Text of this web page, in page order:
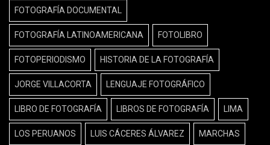
FOTOGRAFÍA DOCUMENTAL
FOTOGRAFÍA LATINOAMERICANA FOTOLIBRO
FOTOPERIODISMO HISTORIA DE LA FOTOGRAFÍA
JORGE VILLACORTA LENGUAJE FOTOGRÁFICO
LIBRO DE FOTOGRAFÍA LIBROS DE FOTOGRAFÍA LIMA
LOS PERUANOS LUIS CÁCERES ÁLVAREZ MARCHAS